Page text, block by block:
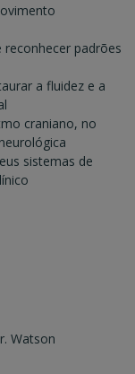
reconhecer padrões
a fluidez e a
craniano, no
sistemas de
Watson